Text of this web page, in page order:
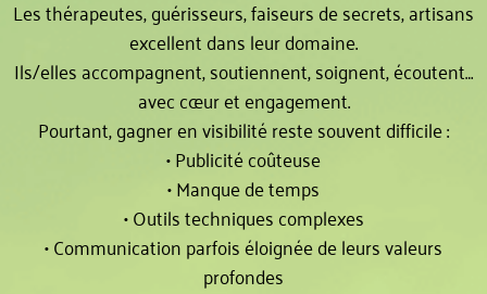
Les thérapeutes, guérisseurs, faiseurs de secrets, artisans
excellent dans leur domaine.
Ils/elles accompagnent, soutiennent, soignent, écoutent…
avec cœur et engagement.
Pourtant, gagner en visibilité reste souvent difficile :
• Publicité coûteuse
• Manque de temps
• Outils techniques complexes
• Communication parfois éloignée de leurs valeurs
profondes